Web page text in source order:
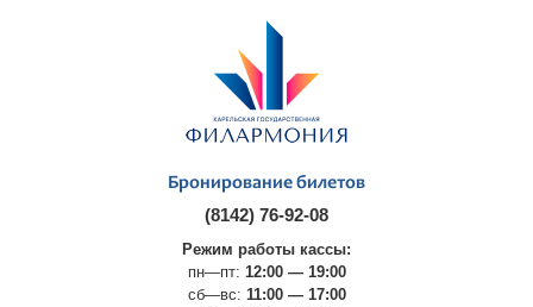
Бронирование билетов
(8142) 76-92-08
Режим работы кассы:
пн—пт: 12:00 — 19:00
сб—вс: 11:00 — 17:00